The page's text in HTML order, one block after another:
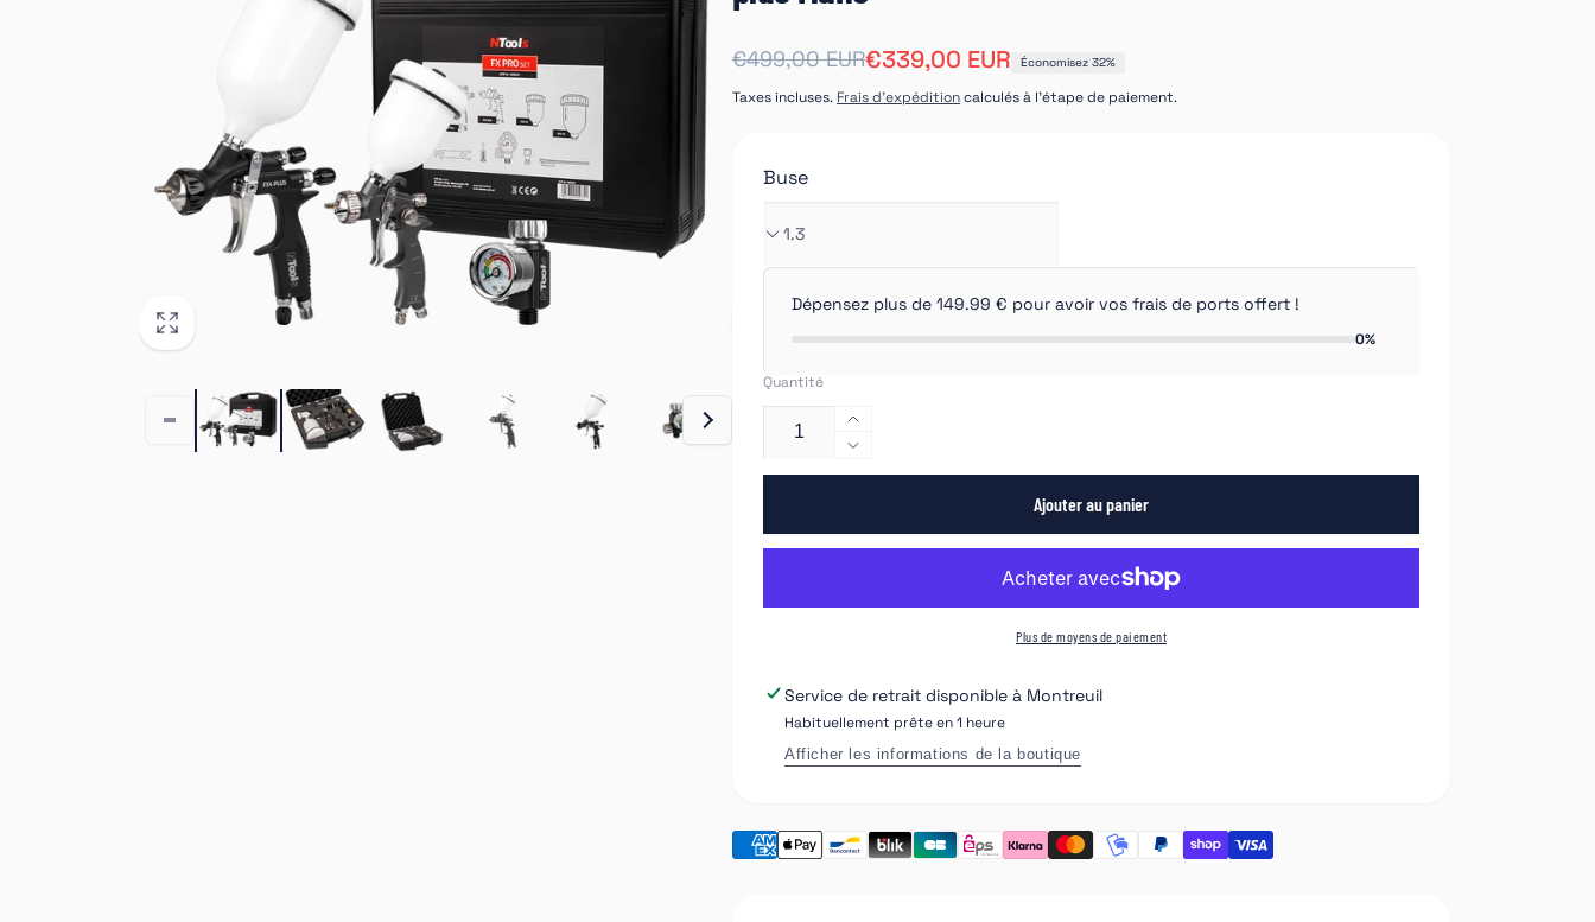
Prix
habituel
€499,00 EUR
Prix
soldé
€339,00 EUR Économisez 32%
Taxes incluses. Frais d'expéditioncalculés à l'étape de paiement.
Buse
Dépensez plus de 149.99 € pour avoir vos frais de ports offert !
0%
Quantité
Augmenter
la
quantité
Coffret
de
Ntools
de
2
pistolets
Réduire
la
de
Coffret
pistolet
lot
de
2
Mano
Ajouter au panier
Plus de moyens de paiement
Service de retrait disponible à Montreuil
Habituellement prête en 1 heure
Afficher les informations de la boutique